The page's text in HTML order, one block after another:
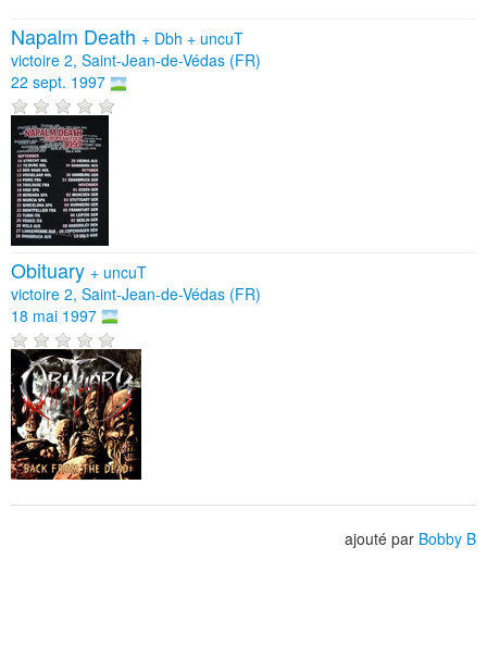
Napalm Death + Dbh + uncuT
victoire 2, Saint-Jean-de-Védas (FR)
22 sept. 1997
Obituary + uncuT
victoire 2, Saint-Jean-de-Védas (FR)
18 mai 1997
ajouté par Bobby B